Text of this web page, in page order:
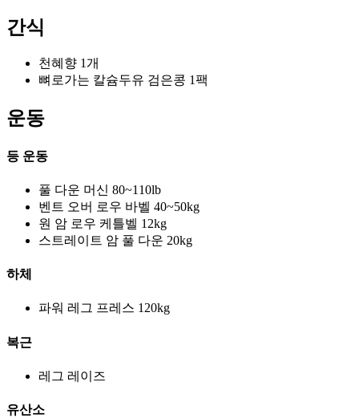
간식
천혜향 1개
뼈로가는 칼슘두유 검은콩 1팩
운동
등 운동
풀 다운 머신 80~110lb
벤트 오버 로우 바벨 40~50kg
원 암 로우 케틀벨 12kg
스트레이트 암 풀 다운 20kg
하체
파워 레그 프레스 120kg
복근
레그 레이즈
유산소